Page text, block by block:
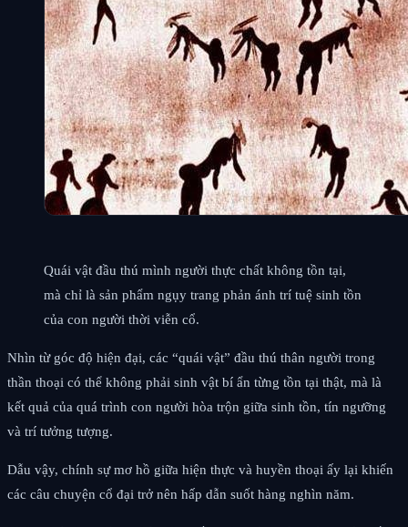
Quái vật đầu thú mình người thực chất không tồn tại,
mà chỉ là sản phẩm ngụy trang phản ánh trí tuệ sinh tồn
của con người thời viễn cổ.
Nhìn từ góc độ hiện đại, các “quái vật” đầu thú thân người trong
thần thoại có thể không phải sinh vật bí ẩn từng tồn tại thật, mà là
kết quả của quá trình con người hòa trộn giữa sinh tồn, tín ngưỡng
và trí tưởng tượng.
Dẫu vậy, chính sự mơ hồ giữa hiện thực và huyền thoại ấy lại khiến
các câu chuyện cổ đại trở nên hấp dẫn suốt hàng nghìn năm.